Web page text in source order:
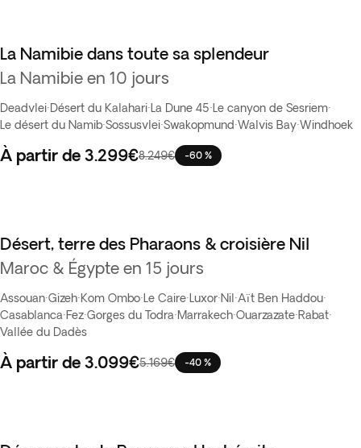
Vente Flash
La Namibie dans toute sa splendeur
La Namibie en 10 jours
Deadvlei·Désert du Kalahari· La Dune 45· Le canyon de Sesriem·
Le désert du Namib·Sossusvlei·Swakopmund·Walvis Bay·Windhoek
À partir de 3.299€8.249€ -60 %
Désert, terre des Pharaons & croisière Nil
Maroc & Égypte en 15 jours
Assouan·Gizeh·Kom Ombo· Le Caire· Luxor·Nil ·Aït Ben Haddou·
Casablanca·Fez·Gorges du Todra·Marrakech·Ouarzazate·Rabat·
Vallée du Dadès
À partir de 3.099€5.169€ -40 %